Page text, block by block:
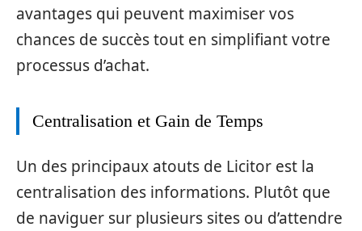
avantages qui peuvent maximiser vos
chances de succès tout en simplifiant votre
processus d’achat.
Centralisation et Gain de Temps
Un des principaux atouts de Licitor est la
centralisation des informations. Plutôt que
de naviguer sur plusieurs sites ou d’attendre